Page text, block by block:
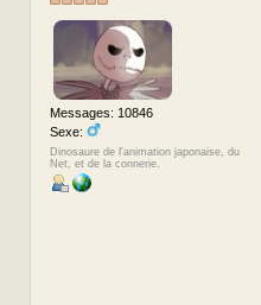
Messages: 10846
Sexe:
Dinosaure de l'animation japonaise, du
Net, et de la connerie.